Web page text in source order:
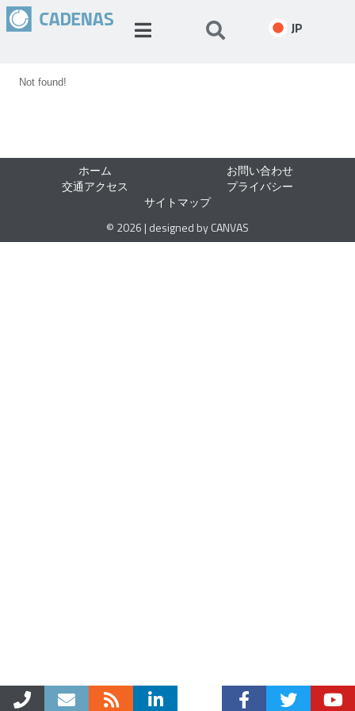
JP
Not found!
ホーム
お問い合わせ
交通アクセス
プライバシー
サイトマップ
© 2026 | designed by CANVAS